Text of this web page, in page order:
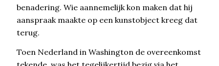
benadering. Wie aannemelijk kon maken dat hij
aanspraak maakte op een kunstobject kreeg dat
terug.
Toen Nederland in Washington de overeenkomst